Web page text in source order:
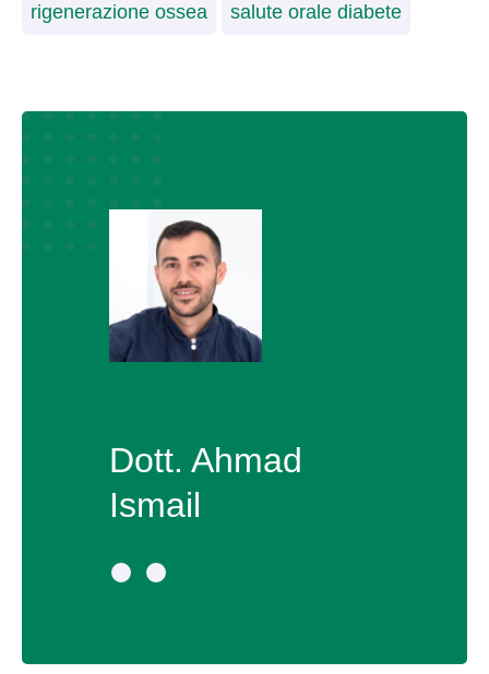
rigenerazione ossea salute orale diabete
Dott. Ahmad
Ismail